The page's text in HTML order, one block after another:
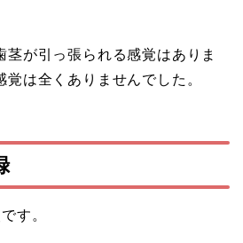
茎が引っ張られる感覚はありま
覚は全くありませんでした。
す。